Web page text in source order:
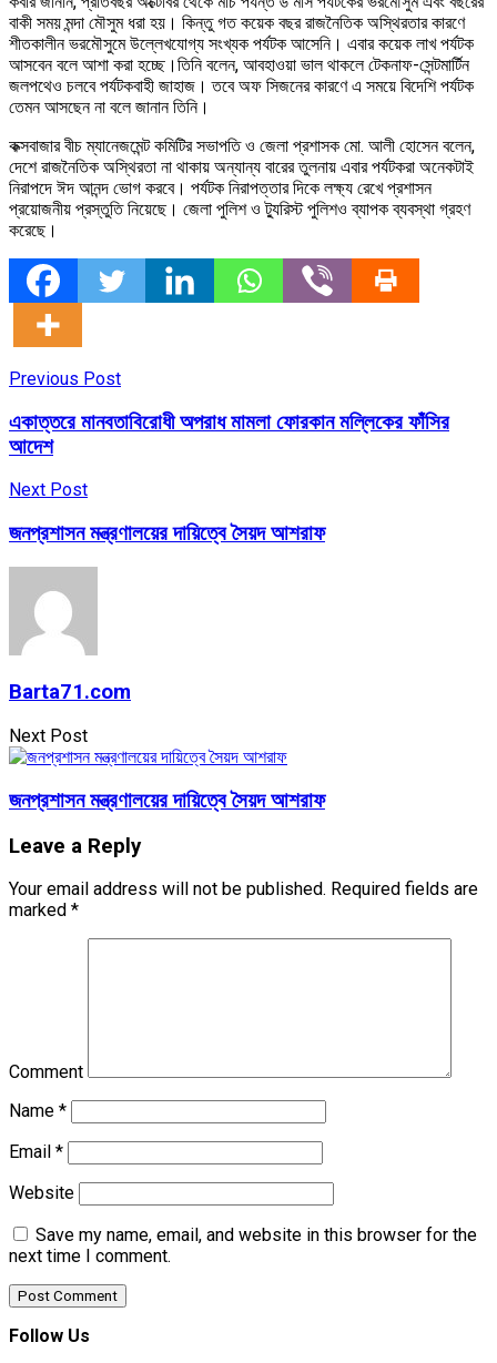
বাকী সময় মন্দা মৌসুম ধরা হয়। কিন্তু গত কয়েক বছর রাজনৈতিক অস্থিরতার কারণে
শীতকালীন ভরমৌসুমে উল্লেখযোগ্য সংখ্যক পর্যটক আসেনি। এবার কয়েক লাখ পর্যটক
আসবেন বলে আশা করা হচ্ছে।তিনি বলেন, আবহাওয়া ভাল থাকলে টেকনাফ-সেন্টমার্টিন
জলপথেও চলবে পর্যটকবাহী জাহাজ। তবে অফ সিজনের কারণে এ সময়ে বিদেশি পর্যটক
তেমন আসছেন না বলে জানান তিনি।
কক্সবাজার বীচ ম্যানেজমেন্ট কমিটির সভাপতি ও জেলা প্রশাসক মো. আলী হোসেন বলেন,
দেশে রাজনৈতিক অস্থিরতা না থাকায় অন্যান্য বারের তুলনায় এবার পর্যটকরা অনেকটাই
নিরাপদে ঈদ আনন্দ ভোগ করবে। পর্যটক নিরাপত্তার দিকে লক্ষ্য রেখে প্রশাসন
প্রয়োজনীয় প্রস্তুতি নিয়েছে। জেলা পুলিশ ও ট্যুরিস্ট পুলিশও ব্যাপক ব্যবস্থা গ্রহণ
করেছে।
Previous Post
একাত্তরে মানবতাবিরোধী অপরাধ মামলা ফোরকান মল্লিকের ফাঁসির
আদেশ
Next Post
জনপ্রশাসন মন্ত্রণালয়ের দায়িত্বে সৈয়দ আশরাফ
Barta71.com
Next Post
জনপ্রশাসন মন্ত্রণালয়ের দায়িত্বে সৈয়দ আশরাফ
Leave a Reply
Your email address will not be published. Required fields are
marked *
Comment
Name *
Email *
Website
Save my name, email, and website in this browser for the
next time I comment.
Follow Us